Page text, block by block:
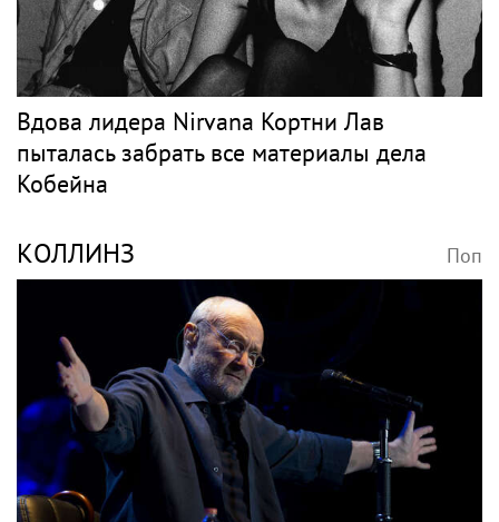
Вдова лидера Nirvana Кортни Лав
пыталась забрать все материалы дела
Кобейна
КОЛЛИНЗ Поп